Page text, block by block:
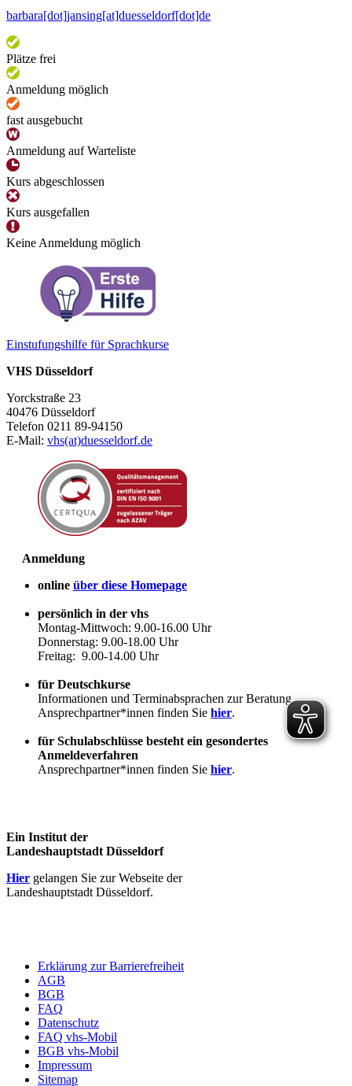
barbara[dot]jansing[at]duesseldorf[dot]de
Plätze frei
Anmeldung möglich
fast ausgebucht
Anmeldung auf Warteliste
Kurs abgeschlossen
Kurs ausgefallen
Keine Anmeldung möglich
Einstufungshilfe für Sprachkurse
VHS Düsseldorf
Yorckstraße 23
40476 Düsseldorf
Telefon 0211 89-94150
E-Mail: vhs(at)duesseldorf.de
Anmeldung
online über diese Homepage
persönlich in der vhs
Montag-Mittwoch: 9.00-16.00 Uhr
Donnerstag: 9.00-18.00 Uhr
Freitag: 9.00-14.00 Uhr
für Deutschkurse
Informationen und Terminabsprachen zur Beratung
Ansprechpartner*innen finden Sie hier.
für Schulabschlüsse besteht ein gesondertes
Anmeldeverfahren
Ansprechpartner*innen finden Sie hier.
Ein Institut der
Landeshauptstadt Düsseldorf
Hier gelangen Sie zur Webseite der
Landeshauptstadt Düsseldorf.
Erklärung zur Barrierefreiheit
AGB
BGB
FAQ
Datenschutz
FAQ vhs-Mobil
BGB vhs-Mobil
Impressum
Sitemap